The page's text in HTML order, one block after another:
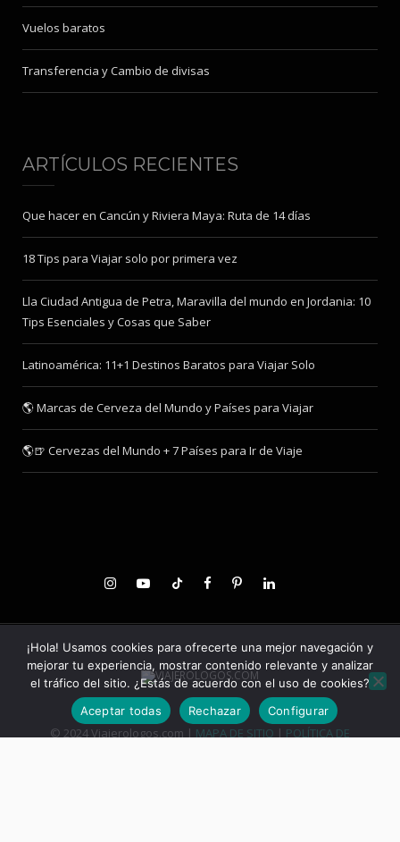
Vuelos baratos
Transferencia y Cambio de divisas
ARTÍCULOS RECIENTES
Que hacer en Cancún y Riviera Maya: Ruta de 14 días
18 Tips para Viajar solo por primera vez
Lla Ciudad Antigua de Petra, Maravilla del mundo en Jordania: 10
Tips Esenciales y Cosas que Saber
Latinoamérica: 11+1 Destinos Baratos para Viajar Solo
🌎 Marcas de Cerveza del Mundo y Países para Viajar
🌎🍺 Cervezas del Mundo + 7 Países para Ir de Viaje
© 2024 Viajerologos.com | MAPA DE SITIO | POLÍTICA DE
¡Hola! Usamos cookies para ofrecerte una mejor navegación y
mejorar tu experiencia, mostrar contenido relevante y analizar
el tráfico del sitio. ¿Estás de acuerdo con el uso de cookies?
Aceptar todas
Rechazar Configurar